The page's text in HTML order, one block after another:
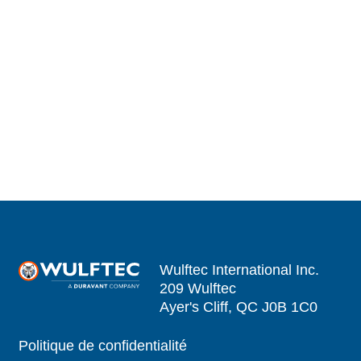
Wulftec International Inc.
209 Wulftec
Ayer's Cliff, QC J0B 1C0
Politique de confidentialité